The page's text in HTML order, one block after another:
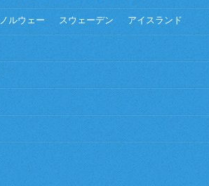
ノルウェー スウェーデン アイスランド